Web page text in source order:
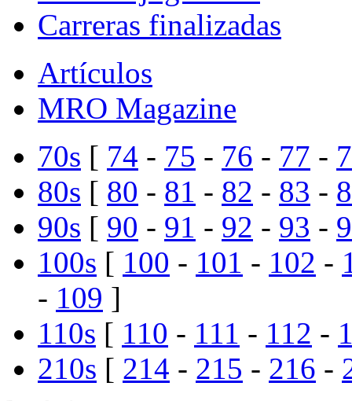
Carreras finalizadas
Artículos
MRO Magazine
70s [ 74 - 75 - 76 - 77 -
80s [ 80 - 81 - 82 - 83 -
90s [ 90 - 91 - 92 - 93 -
100s [ 100 - 101 - 102 -
- 109 ]
110s [ 110 - 111 - 112 -
210s [ 214 - 215 - 216 -